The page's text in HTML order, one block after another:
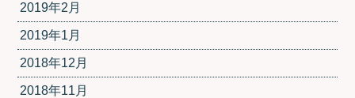
2019年2月
2019年1月
2018年12月
2018年11月